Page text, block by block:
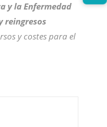
y la Enfermedad
reingresos
y costes para el